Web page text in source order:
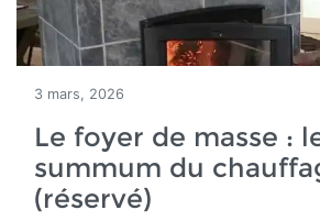
3 mars, 2026
Le foyer de masse :
summum du
(réservé)